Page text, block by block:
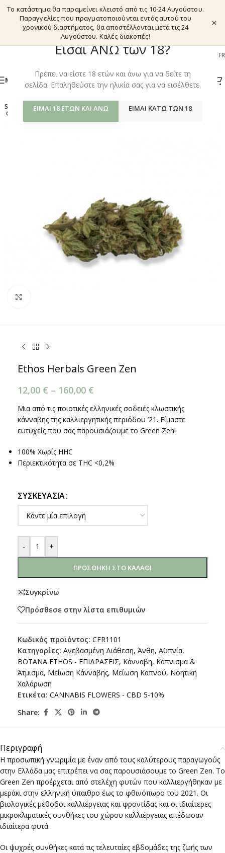
Είσαι ΑΝΩ των 18?
Πρέπει να είστε 18 ετών και άνω για να δείτε τη
σελίδα. Επαληθεύστε την ηλικία σας για να εισέλθετε.
ΕΊΜΑΙ 18 ΕΤΏΝ ΚΑΙ ΆΝΩ ΕΊΜΑΙ ΚΆΤΩ ΤΩΝ 18
Το κατάστημα θα παραμείνει κλειστό από τις 10-24 Αυγούστου.
Παραγγελίες που πραγματοποιούνται εντός αυτού του
χρονικού διαστήματος, θα αποστέλλονται μετά τις 24
Αυγούστου. Καλές διακοπές!
×
EL FR
ΜΕΝΟΎ
SOLD
OUT
Ethos Herbals Green Zen
12,00 € – 160,00 €
Μια από τις ποιοτικές ελληνικές σοδειές κλωστικής
κάνναβης της καλλιεργητικής περιόδου ’21. Είμαστε
ευτυχείς που σας παρουσιάζουμε το Green Zen!
100% Χωρίς HHC
Περιεκτικότητα σε THC <0,2%
ΣΥΣΚΕΥΑΣΊΑ
- +
ΠΡΟΣΘΉΚΗ ΣΤΟ ΚΑΛΆΘΙ
Συγκρίνω
Πρόσθεσε στην λίστα επιθυμιών
Κωδικός προϊόντος: CFR1101
Κατηγορίες: Ανεβασμένη Διάθεση, Άνθη, Αϋπνία,
ΒΟΤΑΝΑ ETHOS - ΕΠΙΔΡΑΣΕΙΣ, Κάνναβη, Κάπνισμα &
Άτμισμα, Μείωση Κάνναβης, Μείωση Καπνού, Νοητική
Χαλάρωση
Ετικέτα: CANNABIS FLOWERS - CBD 5-10%
Share:
Περιγραφή
Η προσωπική γνωριμία με έναν από τους καλύτερους παραγωγούς
στην Ελλάδα μας επιτρέπει να σας παρουσιάσουμε το Green Zen. Το
Green Zen προέρχεται από στελέχη φυτών που καλλιεργήθηκαν με
μεράκι στην ελληνική ύπαιθρο έως το φθινόπωρο του 2021. Οι
βιολογικές μέθοδοι καλλιέργειας και φροντίδας και οι ιδιαίτερες
μικροκλιματικές συνθήκες του χώρου καλλιέργειας απέδωσαν
ιδιαίτερα φυτά.
Οι ψυχρές συνθήκες κατά τις τελευταίες εβδομάδες της ζωής των